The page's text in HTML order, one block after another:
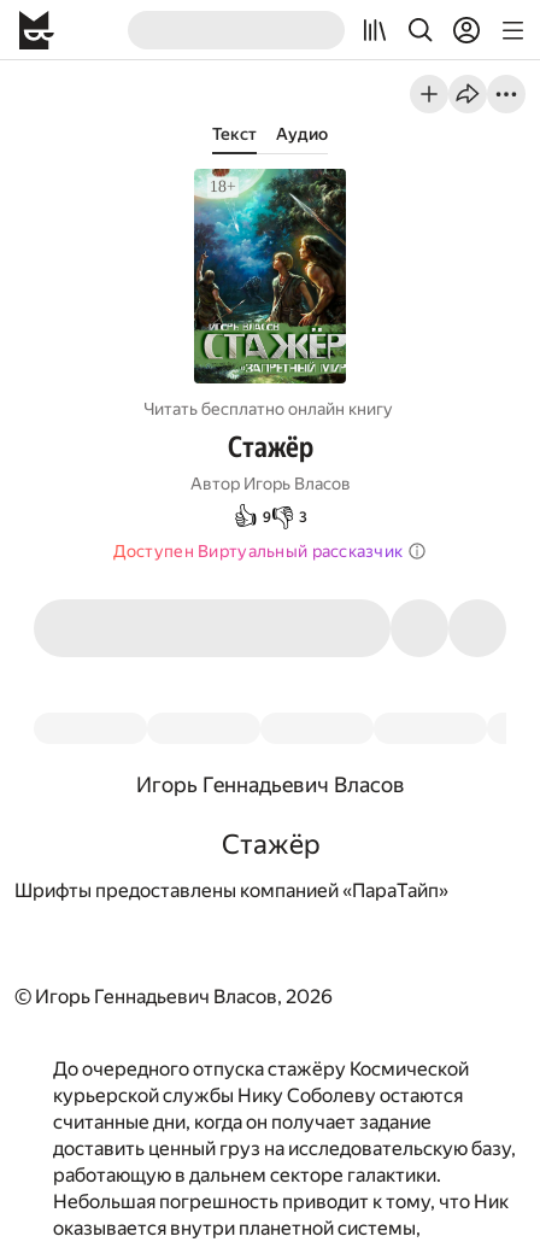
Текст Аудио
Читать бесплатно онлайн книгу
Стажёр
Автор Игорь Власов
👍 9👎 3
Доступен Виртуальный рассказчик
Игорь Геннадьевич Власов
Стажёр
Шрифты предоставлены компанией «ПараТайп»
© Игорь Геннадьевич Власов, 2026
До очередного отпуска стажёру Космической
курьерской службы Нику Соболеву остаются
считанные дни, когда он получает задание
доставить ценный груз на исследовательскую базу,
работающую в дальнем секторе галактики.
Небольшая погрешность приводит к тому, что Ник
оказывается внутри планетной системы,